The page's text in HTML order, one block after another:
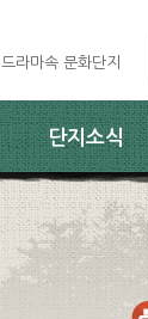
드라마속 문화단지
단지소식